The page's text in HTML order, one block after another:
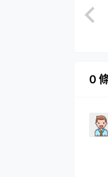
0